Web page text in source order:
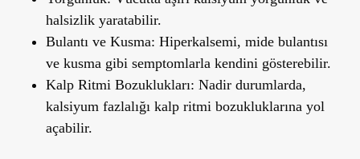
halsizlik yaratabilir.
Bulantı ve Kusma: Hiperkalsemi, mide bulantısı
ve kusma gibi semptomlarla kendini gösterebilir.
Kalp Ritmi Bozuklukları: Nadir durumlarda,
kalsiyum fazlalığı kalp ritmi bozukluklarına yol
açabilir.